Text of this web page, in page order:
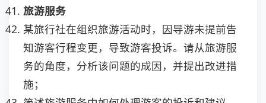
旅游服务
某旅行社在组织旅游活动时，因导游未提前告
知游客行程变更，导致游客投诉。请从旅游服
务的角度，分析该问题的成因，并提出改进措
施；